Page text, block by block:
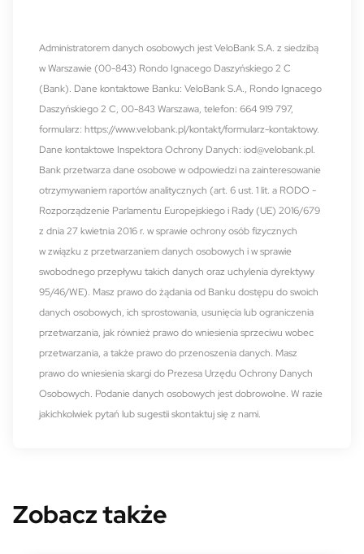
Administratorem danych osobowych jest VeloBank S.A. z siedzibą
w Warszawie (00-843) Rondo Ignacego Daszyńskiego 2 C
(Bank). Dane kontaktowe Banku: VeloBank S.A., Rondo Ignacego
Daszyńskiego 2 C, 00-843 Warszawa, telefon: 664 919 797,
formularz: https://www.velobank.pl/kontakt/formularz-kontaktowy.
Dane kontaktowe Inspektora Ochrony Danych: iod@velobank.pl.
Bank przetwarza dane osobowe w odpowiedzi na zainteresowanie
otrzymywaniem raportów analitycznych (art. 6 ust. 1 lit. a RODO -
Rozporządzenie Parlamentu Europejskiego i Rady (UE) 2016/679
z dnia 27 kwietnia 2016 r. w sprawie ochrony osób fizycznych
w związku z przetwarzaniem danych osobowych i w sprawie
swobodnego przepływu takich danych oraz uchylenia dyrektywy
95/46/WE). Masz prawo do żądania od Banku dostępu do swoich
danych osobowych, ich sprostowania, usunięcia lub ograniczenia
przetwarzania, jak również prawo do wniesienia sprzeciwu wobec
przetwarzania, a także prawo do przenoszenia danych. Masz
prawo do wniesienia skargi do Prezesa Urzędu Ochrony Danych
Osobowych. Podanie danych osobowych jest dobrowolne. W razie
jakichkolwiek pytań lub sugestii skontaktuj się z nami.
Zobacz także